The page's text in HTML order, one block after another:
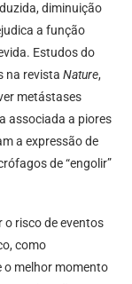
diminuição
a função
Estudos do
na revista Nature,
metástases
associada a piores
a expressão de
de “engolir”
risco de eventos
como
o melhor momento